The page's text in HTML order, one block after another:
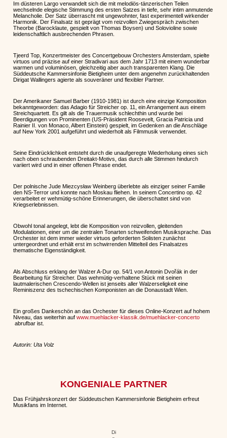
Im düsteren Largo verwandelt sich die mit melodiös-tänzerischen Teilen
wechselnde elegische Stimmung des ersten Satzes in tiefe, sehr intim anmutende
Melancholie. Der Satz überrascht mit ungewohnter, fast experimentell wirkender
Harmonik. Der Finalsatz ist geprägt vom reizvollen Zwiegespräch zwischen
Theorbe (Barocklaute, gespielt von Thomas Boysen) und Solovioline sowie
leidenschaftlich ausbrechenden Phrasen.
Tjeerd Top, Konzertmeister des Concertgebouw Orchesters Amsterdam, spielte
virtuos und präzise auf einer Stradivari aus dem Jahr 1713 mit einem wunderbar
warmen und voluminösen, gleichzeitig aber auch transparenten Klang. Die
Süddeutsche Kammersinfonie Bietigheim unter dem angenehm zurückhaltenden
Dirigat Wallingers agierte als souveräner und flexibler Partner.
Der Amerikaner Samuel Barber (1910-1981) ist durch eine einzige Komposition
bekanntgeworden: das Adagio für Streicher op. 11, ein Arrangement aus einem
Streichquartett. Es gilt als die Trauermusik schlechthin und wurde bei
Beerdigungen von Prominenten (US-Präsident Roosevelt, Gracia Patricia und
Rainier II. von Monaco, Albert Einstein) gespielt, im Gedenken an die Anschläge
auf New York 2001 aufgeführt und wiederholt als Filmmusik verwendet.
Seine Eindrücklichkeit entsteht durch die unaufgeregte Wiederholung eines sich
nach oben schraubenden Dreitakt-Motivs, das durch alle Stimmen hindurch
variiert wird und in einer offenen Phrase endet.
Der polnische Jude Miezcysław Weinberg überlebte als einziger seiner Familie
den NS-Terror und konnte nach Moskau fliehen. In seinem Concertino op. 42
verarbeitet er wehmütig-schöne Erinnerungen, die überschattet sind von
Kriegserlebnissen.
Obwohl tonal angelegt, lebt die Komposition von reizvollen, gleitenden
Modulationen, einer um die zentralen Tonarten schweifenden Musiksprache. Das
Orchester ist dem immer wieder virtuos geforderten Solisten zunächst
untergeordnet und erhält erst im schwirrenden Mittelteil des Finalsatzes
thematische Eigenständigkeit.
Als Abschluss erklang der Walzer A-Dur op. 54/1 von Antonin Dvořák in der
Bearbeitung für Streicher. Das wehmütig-verhaltene Stück mit seinen
lautmalerischen Crescendo-Wellen ist jenseits aller Walzerseligkeit eine
Reminiszenz des tschechischen Komponisten an die Donaustadt Wien.
Ein großes Dankeschön an das Orchester für dieses Online-Konzert auf hohem
Niveau, das weiterhin aufwww.muehlacker-klassik.de/muehlacker-concerto
abrufbar ist.
Autorin: Uta Volz
KONGENIALE PARTNER
Das Frühjahrskonzert der Süddeutschen Kammersinfonie Bietigheim erfreut
Musikfans im Internet.
Di